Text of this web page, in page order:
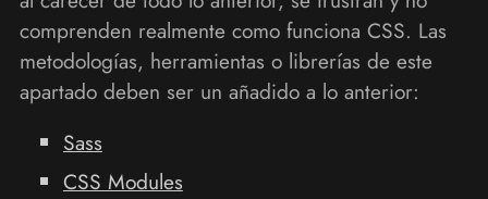
comprenden realmente como funciona CSS. Las
metodologías, herramientas o librerías de este
apartado deben ser un añadido a lo anterior:
Sass
CSS Modules